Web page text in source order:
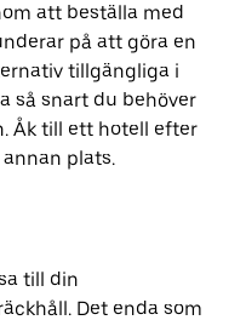
att beställa med
på att göra en
tillgängliga i
så snart du behöver
Åk till ett hotell efter
plats.
till din
Det enda som